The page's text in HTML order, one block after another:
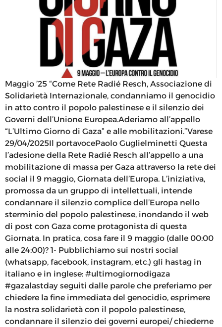
Maggio ’25 “Come Rete Radié Resch, Associazione di
Solidarietà Internazionale, condanniamo il genocidio
in atto contro il popolo palestinese e il silenzio dei
Governi dell’Unione Europea.Aderiamo all’appello
“L’Ultimo Giorno di Gaza” e alle mobilitazioni.”Varese
29/04/2025Il portavocePaolo Guglielminetti Questa
l’adesione della Rete Radié Resch all’appello a una
mobilitazione di massa per Gaza attraverso la rete dei
social il 9 maggio, Giornata dell’Europa. L’iniziativa,
promossa da un gruppo di intellettuali, intende
condannare il silenzio complice dell’Europa nello
sterminio del popolo palestinese, inondando il web
di post con Gaza come protagonista di questa
Giornata. In pratica, cosa fare il 9 maggio (dalle 00:00
alle 24:00)? 1- Pubblichiamo sui nostri social
(whatsapp, facebook, instagram, etc.) gli hastag in
italiano e in inglese: #ultimogiornodigaza
#gazalastday seguiti dalle parole che preferiamo per
chiedere la fine immediata del genocidio, esprimere
la nostra solidarietà con il popolo palestinese,
condannare il silenzio dei governi europei/ chiederne